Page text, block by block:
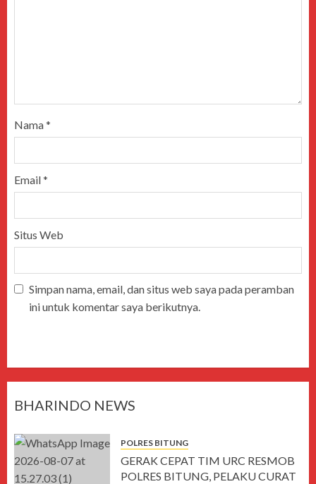
Nama*
Email*
Situs Web
Simpan nama, email, dan situs web saya pada peramban
ini untuk komentar saya berikutnya.
BHARINDO NEWS
POLRES BITUNG
GERAK CEPAT TIM URC RESMOB
POLRES BITUNG, PELAKU CURAT